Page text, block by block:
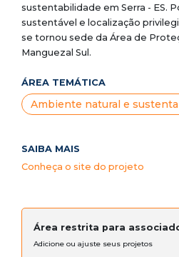
sustentabilidade em Serra - ES.
sustentável e localização
se tornou sede da Área de
Manguezal Sul.
ÁREA TEMÁTICA
Ambiente natural e
SAIBA MAIS
Conheça o site do projeto
Área restrita para
Adicione ou ajuste seus projetos